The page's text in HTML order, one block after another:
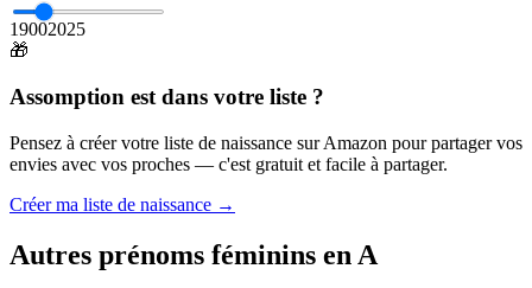
19002025
🎁
Assomption est dans votre liste ?
Pensez à créer votre liste de naissance sur Amazon pour partager vos
envies avec vos proches — c'est gratuit et facile à partager.
Créer ma liste de naissance →
Autres prénoms féminins en A